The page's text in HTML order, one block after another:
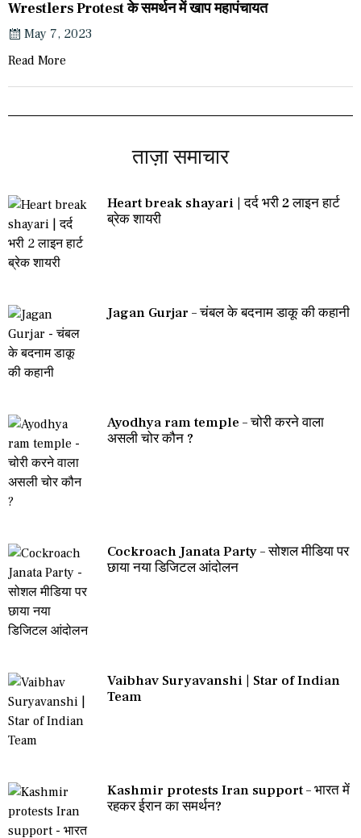
Wrestlers Protest के समर्थन में खाप महापंचायत
May 7, 2023
Read More
ताज़ा समाचार
Heart break shayari | दर्द भरी 2 लाइन हार्ट
ब्रेक शायरी
Jagan Gurjar – चंबल के बदनाम डाकू की कहानी
Ayodhya ram temple – चोरी करने वाला
असली चोर कौन ?
Cockroach Janata Party – सोशल मीडिया पर
छाया नया डिजिटल आंदोलन
Vaibhav Suryavanshi | Star of Indian
Team
Kashmir protests Iran support – भारत में
रहकर ईरान का समर्थन?